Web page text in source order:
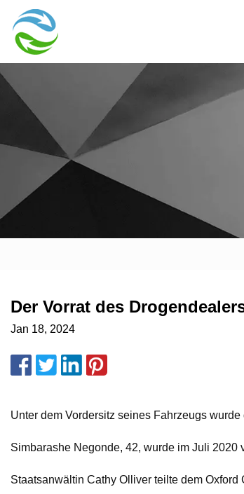
Der Vorrat des
Jan 18, 2024
Unter dem Vordersitz seines Fahrzeugs
Simbarashe Negonde, 42, wurde im Juli
Staatsanwältin Cathy Olliver teilte dem